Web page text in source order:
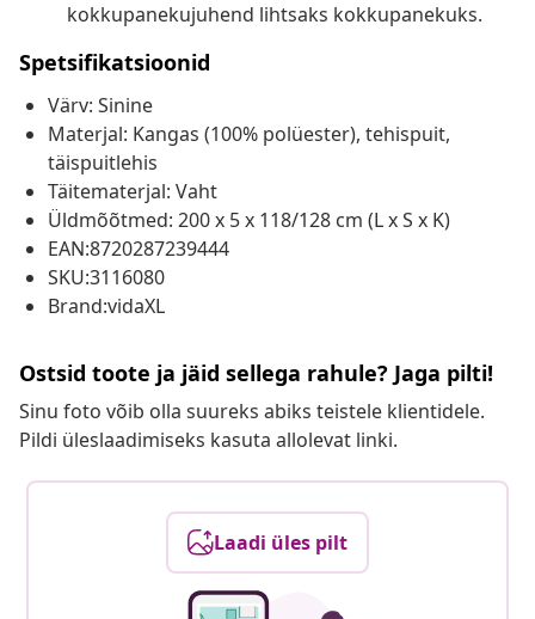
kokkupanekujuhend lihtsaks kokkupanekuks.
Spetsifikatsioonid
Värv: Sinine
Materjal: Kangas (100% polüester), tehispuit,
täispuitlehis
Täitematerjal: Vaht
Üldmõõtmed: 200 x 5 x 118/128 cm (L x S x K)
EAN:8720287239444
SKU:3116080
Brand:vidaXL
Ostsid toote ja jäid sellega rahule? Jaga pilti!
Sinu foto võib olla suureks abiks teistele klientidele.
Pildi üleslaadimiseks kasuta allolevat linki.
Laadi üles pilt